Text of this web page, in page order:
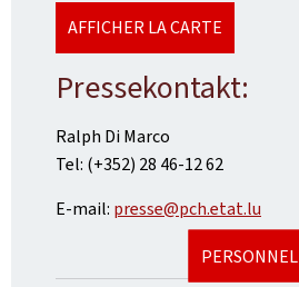
AFFICHER LA CARTE
Pressekontakt:
Ralph Di Marco
Tel: (+352) 28 46-12 62
E-mail: presse@pch.etat.lu
PERSONNEL